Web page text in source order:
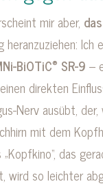
mir aber,
Ich
BiOTiC® SR-9 –
direkten
Nerv ausübt,
mit dem
das
wird so leichter